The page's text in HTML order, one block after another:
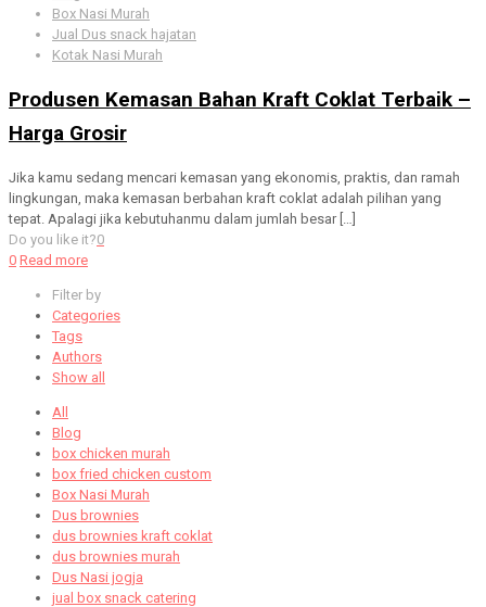
Box Nasi Murah
Jual Dus snack hajatan
Kotak Nasi Murah
Produsen Kemasan Bahan Kraft Coklat Terbaik –
Harga Grosir
Jika kamu sedang mencari kemasan yang ekonomis, praktis, dan ramah
lingkungan, maka kemasan berbahan kraft coklat adalah pilihan yang
tepat. Apalagi jika kebutuhanmu dalam jumlah besar[…]
Do you like it?0
0 Read more
Filter by
Categories
Tags
Authors
Show all
All
Blog
box chicken murah
box fried chicken custom
Box Nasi Murah
Dus brownies
dus brownies kraft coklat
dus brownies murah
Dus Nasi jogja
jual box snack catering